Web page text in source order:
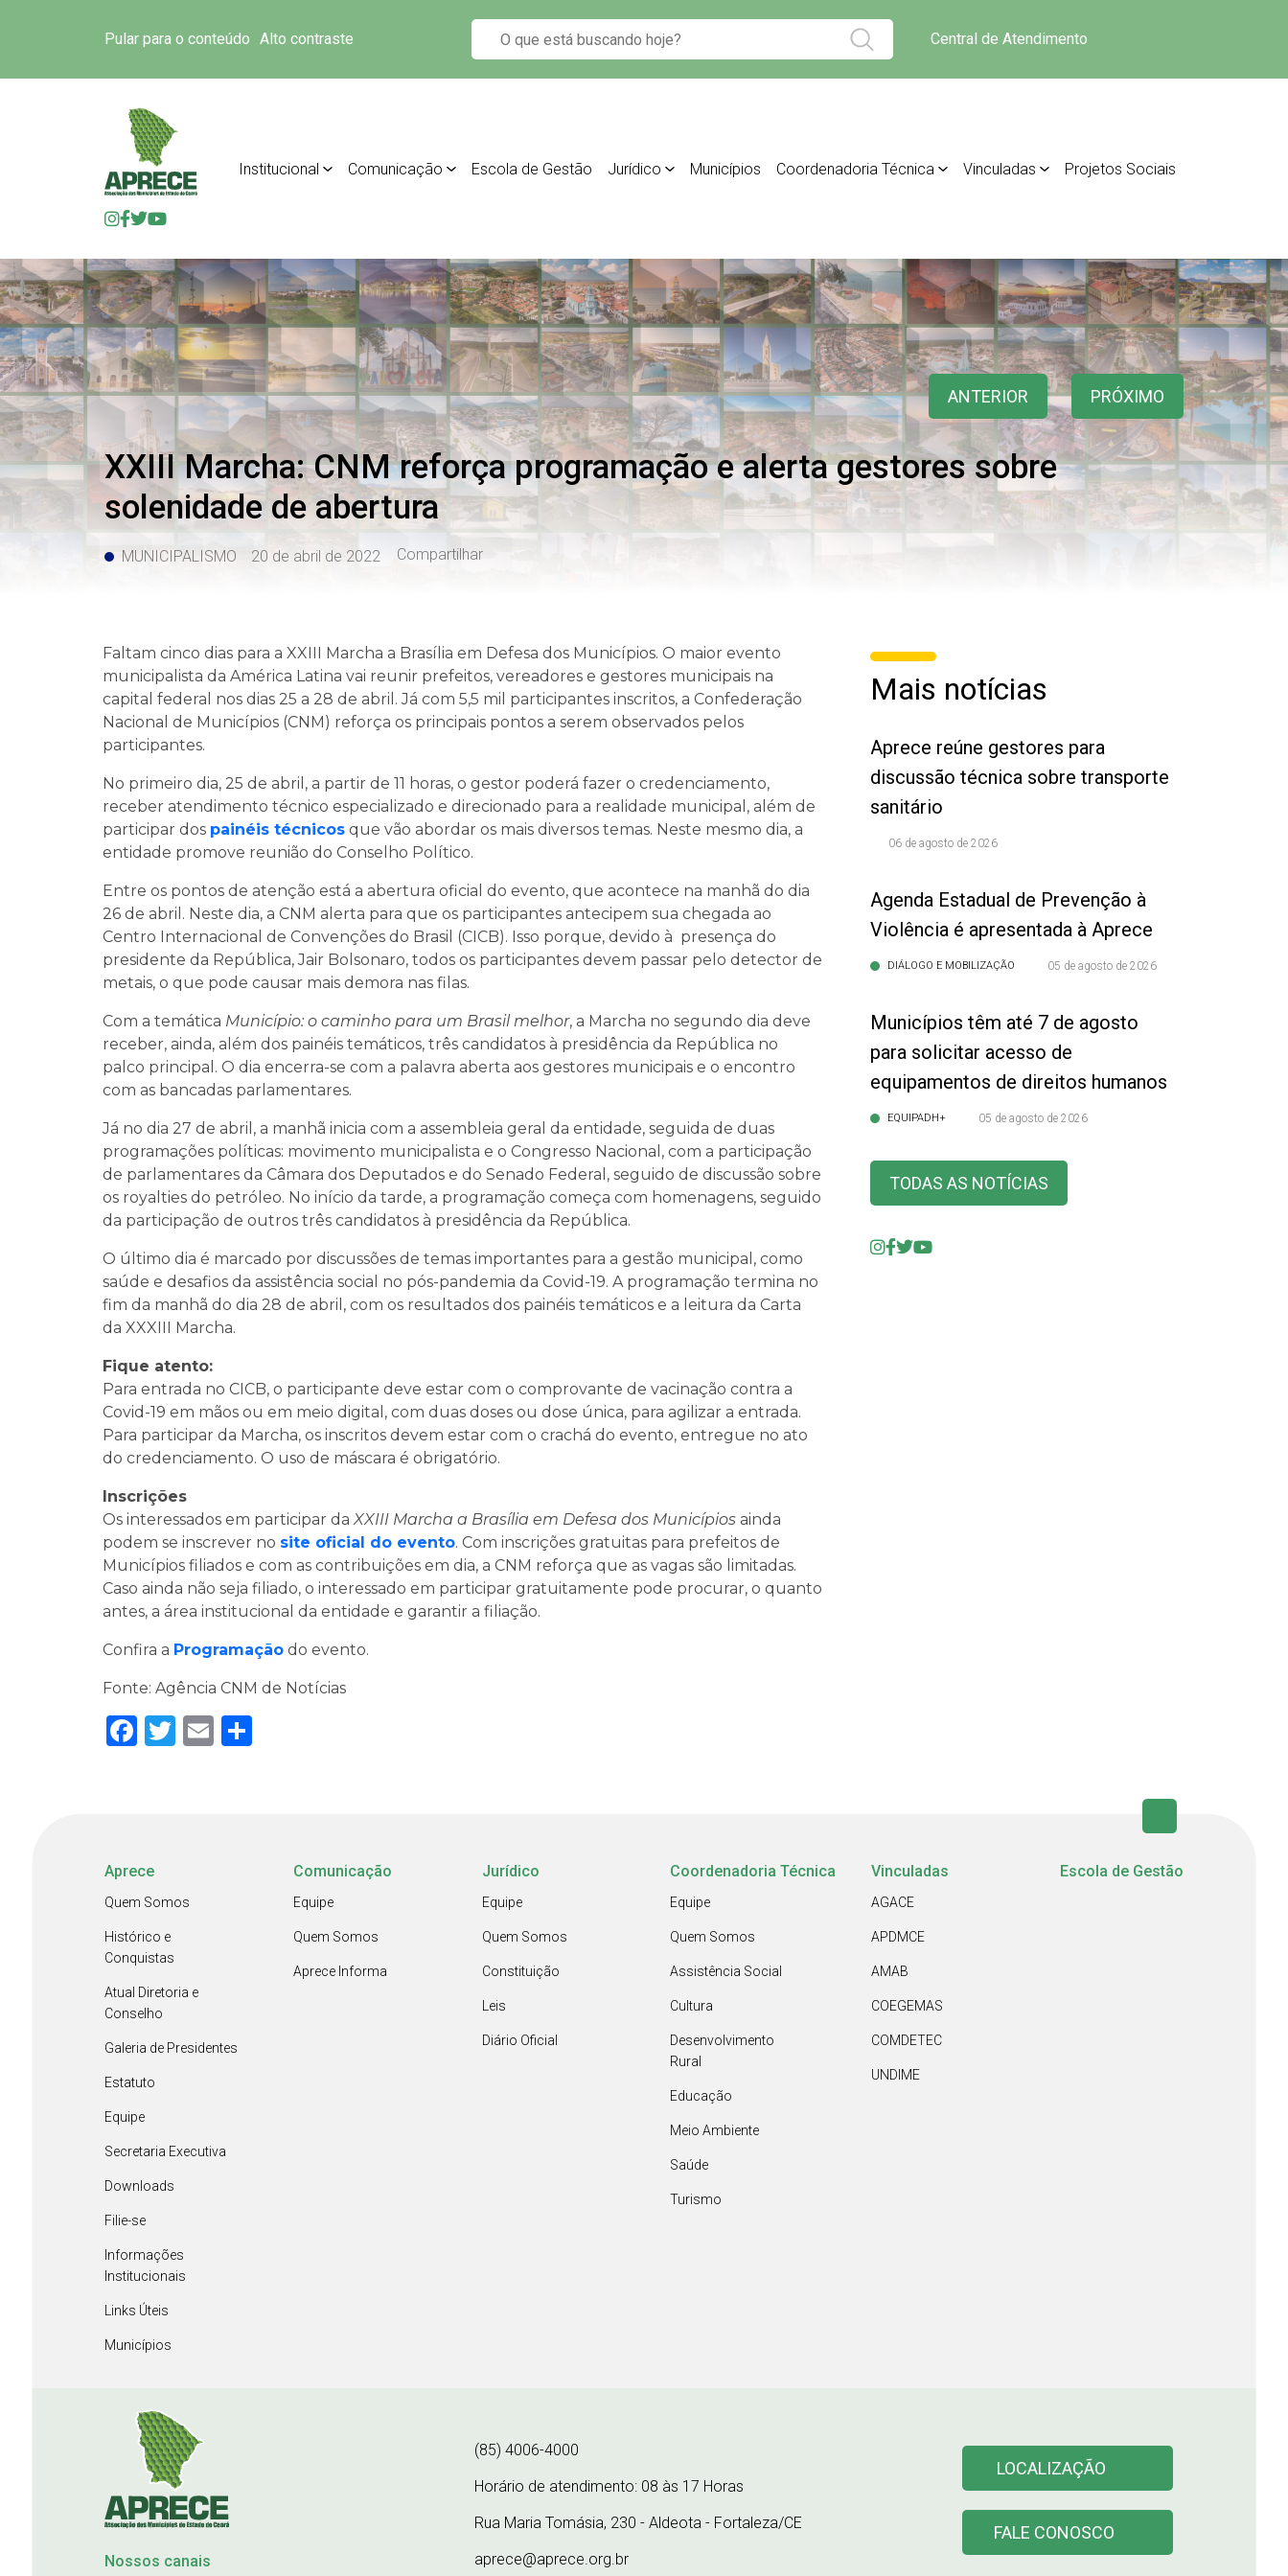
Pular para o conteúdo Alto contraste Central de Atendimento
Institucional Comunicação Escola de Gestão Jurídico Municípios Coordenadoria Técnica Vinculadas Projetos Sociais
ANTERIOR PRÓXIMO
XXIII Marcha: CNM reforça programação e alerta gestores sobre
solenidade de abertura
MUNICIPALISMO 20 de abril de 2022 Compartilhar
Faltam cinco dias para a XXIII Marcha a Brasília em Defesa dos Municípios. O maior evento
municipalista da América Latina vai reunir prefeitos, vereadores e gestores municipais na
capital federal nos dias 25 a 28 de abril. Já com 5,5 mil participantes inscritos, a Confederação
Nacional de Municípios (CNM) reforça os principais pontos a serem observados pelos
participantes.
No primeiro dia, 25 de abril, a partir de 11 horas, o gestor poderá fazer o credenciamento,
receber atendimento técnico especializado e direcionado para a realidade municipal, além de
participar dos painéis técnicos que vão abordar os mais diversos temas. Neste mesmo dia, a
entidade promove reunião do Conselho Político.
Entre os pontos de atenção está a abertura oficial do evento, que acontece na manhã do dia
26 de abril. Neste dia, a CNM alerta para que os participantes antecipem sua chegada ao
Centro Internacional de Convenções do Brasil (CICB). Isso porque, devido à presença do
presidente da República, Jair Bolsonaro, todos os participantes devem passar pelo detector de
metais, o que pode causar mais demora nas filas.
Com a temática Município: o caminho para um Brasil melhor, a Marcha no segundo dia deve
receber, ainda, além dos painéis temáticos, três candidatos à presidência da República no
palco principal. O dia encerra-se com a palavra aberta aos gestores municipais e o encontro
com as bancadas parlamentares.
Já no dia 27 de abril, a manhã inicia com a assembleia geral da entidade, seguida de duas
programações políticas: movimento municipalista e o Congresso Nacional, com a participação
de parlamentares da Câmara dos Deputados e do Senado Federal, seguido de discussão sobre
os royalties do petróleo. No início da tarde, a programação começa com homenagens, seguido
da participação de outros três candidatos à presidência da República.
O último dia é marcado por discussões de temas importantes para a gestão municipal, como
saúde e desafios da assistência social no pós-pandemia da Covid-19. A programação termina no
fim da manhã do dia 28 de abril, com os resultados dos painéis temáticos e a leitura da Carta
da XXXIII Marcha.
Fique atento:
Para entrada no CICB, o participante deve estar com o comprovante de vacinação contra a
Covid-19 em mãos ou em meio digital, com duas doses ou dose única, para agilizar a entrada.
Para participar da Marcha, os inscritos devem estar com o crachá do evento, entregue no ato
do credenciamento. O uso de máscara é obrigatório.
Inscrições
Os interessados em participar da XXIII Marcha a Brasília em Defesa dos Municípios ainda
podem se inscrever no site oficial do evento. Com inscrições gratuitas para prefeitos de
Municípios filiados e com as contribuições em dia, a CNM reforça que as vagas são limitadas.
Caso ainda não seja filiado, o interessado em participar gratuitamente pode procurar, o quanto
antes, a área institucional da entidade e garantir a filiação.
Confira a Programação do evento.
Fonte: Agência CNM de Notícias
Facebook
Twitter
Email
Mais notícias
Aprece reúne gestores para
discussão técnica sobre transporte
sanitário
06 de agosto de 2026
Agenda Estadual de Prevenção à
Violência é apresentada à Aprece
DIÁLOGO E MOBILIZAÇÃO 05 de agosto de 2026
Municípios têm até 7 de agosto
para solicitar acesso de
equipamentos de direitos humanos
EQUIPADH+ 05 de agosto de 2026
TODAS AS NOTÍCIAS
Aprece
Quem Somos
Histórico e
Conquistas
Atual Diretoria e
Conselho
Galeria de Presidentes
Estatuto
Equipe
Secretaria Executiva
Downloads
Filie-se
Informações
Institucionais
Links Úteis
Municípios
Comunicação
Equipe
Quem Somos
Aprece Informa
Jurídico
Equipe
Quem Somos
Constituição
Leis
Diário Oficial
Coordenadoria Técnica
Equipe
Quem Somos
Assistência Social
Cultura
Desenvolvimento
Rural
Educação
Meio Ambiente
Saúde
Turismo
Vinculadas
AGACE
APDMCE
AMAB
COEGEMAS
COMDETEC
UNDIME
Escola de Gestão
Nossos canais
(85) 4006-4000
Horário de atendimento: 08 às 17 Horas
Rua Maria Tomásia, 230 - Aldeota - Fortaleza/CE
aprece@aprece.org.br
LOCALIZAÇÃO
FALE CONOSCO